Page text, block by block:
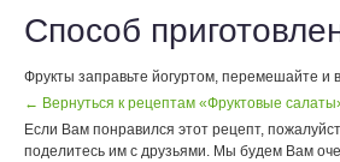
Способ
Фрукты заправьте йогуртом, перемешайте и
← Вернуться к рецептам «Фруктовые
Если Вам понравился этот рецепт,
поделитесь им с друзьями. Мы будем Вам